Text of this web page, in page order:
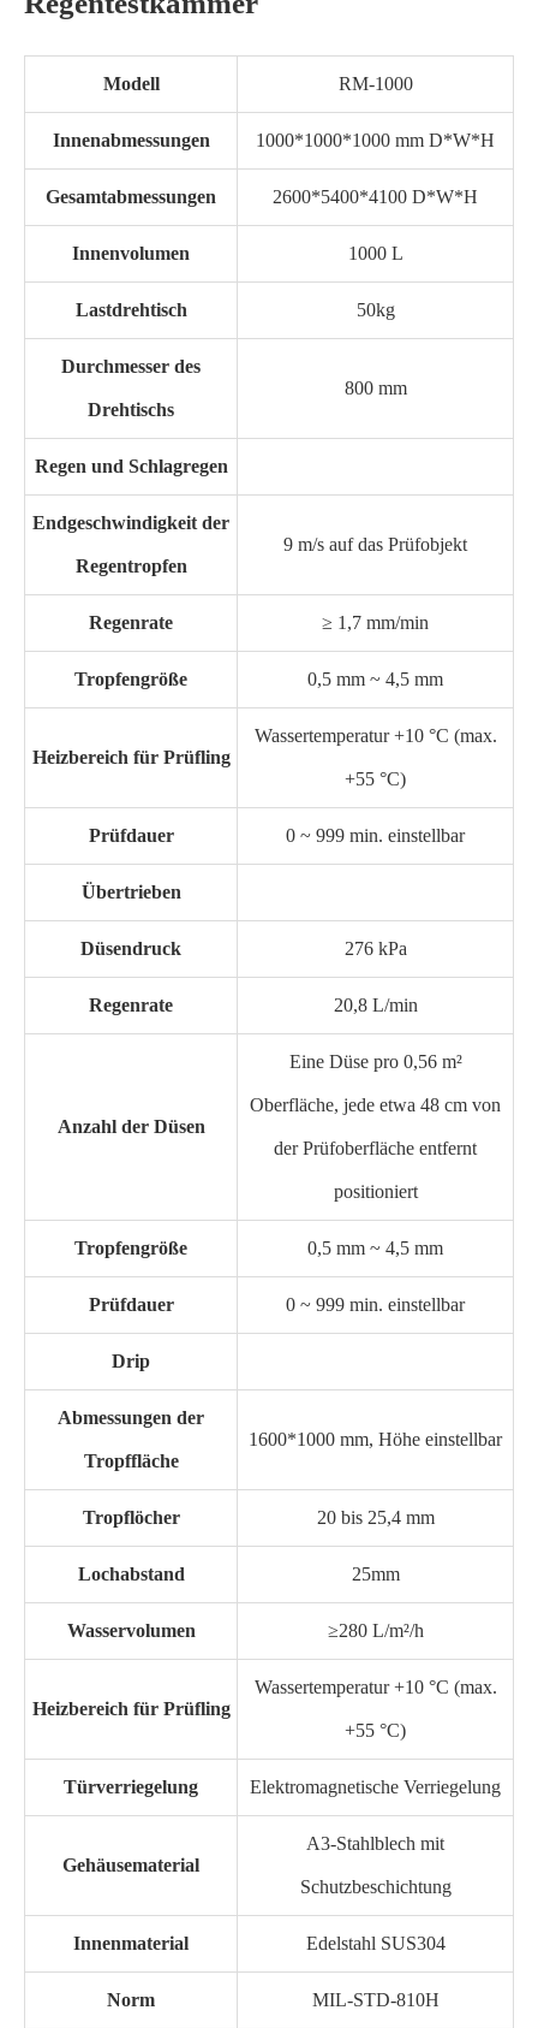
Modell RM-1000
Innenabmessungen 1000*1000*1000 mm D*W*H
Gesamtabmessungen 2600*5400*4100 D*W*H
Innenvolumen 1000 L
Lastdrehtisch 50kg
Durchmesser des
Drehtischs
800 mm
Regen und Schlagregen
Endgeschwindigkeit der
Regentropfen
9 m/s auf das Prüfobjekt
Regenrate ≥ 1,7 mm/min
Tropfengröße 0,5 mm ~ 4,5 mm
Heizbereich für Prüfling
Wassertemperatur +10 °C (max.
+55 °C)
Prüfdauer 0 ~ 999 min. einstellbar
Übertrieben
Düsendruck 276 kPa
Regenrate 20,8 L/min
Anzahl der Düsen
Eine Düse pro 0,56 m²
Oberfläche, jede etwa 48 cm von
der Prüfoberfläche entfernt
positioniert
Tropfengröße 0,5 mm ~ 4,5 mm
Prüfdauer 0 ~ 999 min. einstellbar
Drip
Abmessungen der
Tropffläche
1600*1000 mm, Höhe einstellbar
Tropflöcher 20 bis 25,4 mm
Lochabstand 25mm
Wasservolumen ≥280 L/m²/h
Heizbereich für Prüfling
Wassertemperatur +10 °C (max.
+55 °C)
Türverriegelung Elektromagnetische Verriegelung
Gehäusematerial
A3-Stahlblech mit
Schutzbeschichtung
Innenmaterial Edelstahl SUS304
Norm MIL-STD-810H